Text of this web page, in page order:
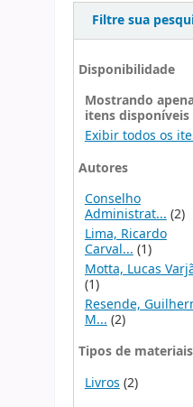
Filtre sua
Disponibilidade
Mostrando
itens disponíveis
Exibir todos os
Autores
Conselho
Administrat...(2)
Lima, Ricardo
Carval... (1)
Motta, Lucas
(1)
Resende,
M... (2)
Tipos de materiais
Livros (2)